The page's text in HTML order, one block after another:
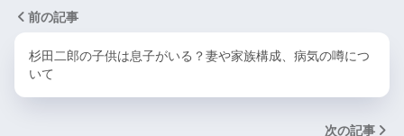
前の記事
杉田二郎の子供は息子がいる？妻や家族構成、病気の噂につ
いて
次の記事